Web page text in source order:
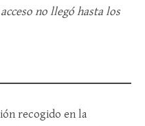
no llegó hasta los
recogido en la